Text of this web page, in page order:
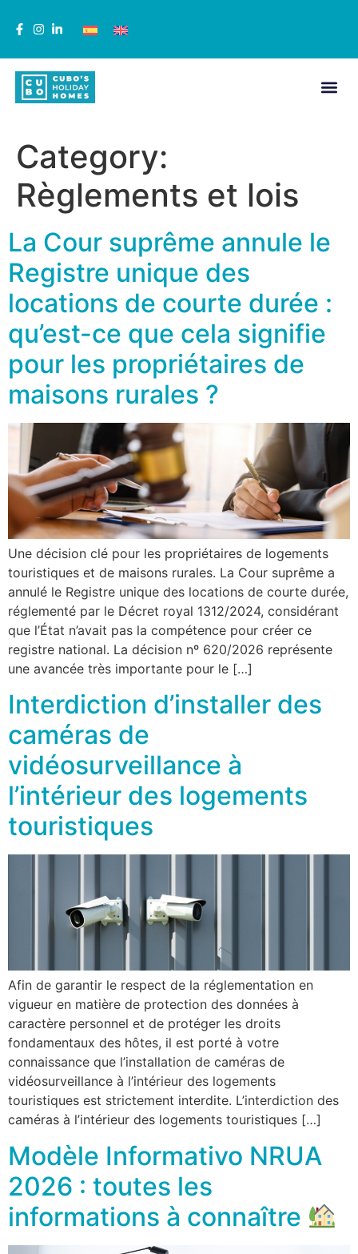
Category:
Règlements et lois
La Cour suprême annule le
Registre unique des
locations de courte durée :
qu’est-ce que cela signifie
pour les propriétaires de
maisons rurales ?
Une décision clé pour les propriétaires de logements
touristiques et de maisons rurales. La Cour suprême a
annulé le Registre unique des locations de courte durée,
réglementé par le Décret royal 1312/2024, considérant
que l’État n’avait pas la compétence pour créer ce
registre national. La décision nº 620/2026 représente
une avancée très importante pour le […]
Interdiction d’installer des
caméras de
vidéosurveillance à
l’intérieur des logements
touristiques
Afin de garantir le respect de la réglementation en
vigueur en matière de protection des données à
caractère personnel et de protéger les droits
fondamentaux des hôtes, il est porté à votre
connaissance que l’installation de caméras de
vidéosurveillance à l’intérieur des logements
touristiques est strictement interdite. L’interdiction des
caméras à l’intérieur des logements touristiques […]
Modèle Informativo NRUA
2026 : toutes les
informations à connaître